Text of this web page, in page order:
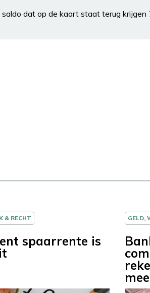
dat op de kaart staat terug krijgen
& RECHT
spaarrente is
GELD,